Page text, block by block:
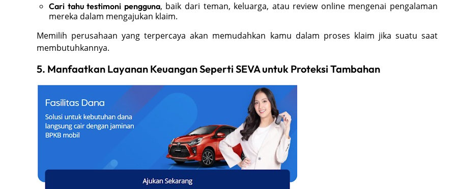
Cari tahu testimoni pengguna, baik dari teman, keluarga, atau review online mengenai pengalaman
mereka dalam mengajukan klaim.
Memilih perusahaan yang terpercaya akan memudahkan kamu dalam proses klaim jika suatu saat
membutuhkannya.
5. Manfaatkan Layanan Keuangan Seperti SEVA untuk Proteksi Tambahan